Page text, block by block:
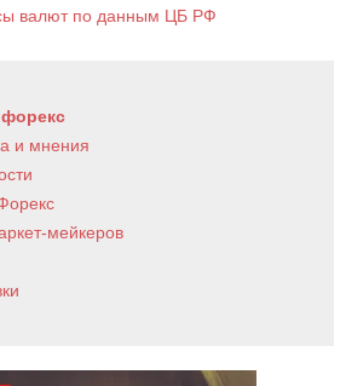
валют по данным ЦБ РФ
и мнения
мейкеров